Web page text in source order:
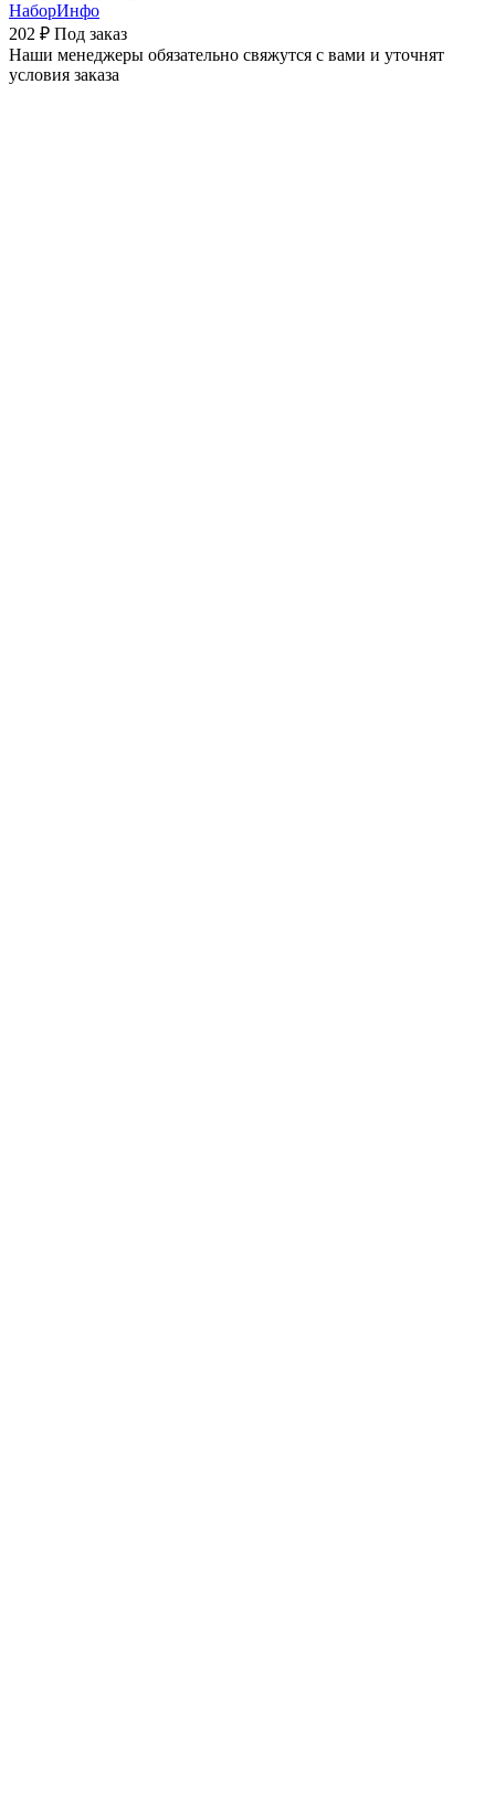
НаборИнфо
202 ₽ Под заказ
Наши менеджеры обязательно свяжутся с вами и уточнят
условия заказа